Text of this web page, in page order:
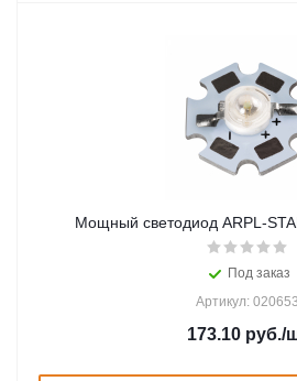
Мощный светодиод ARPL-
Под заказ
Артикул: 020653
173.10руб./